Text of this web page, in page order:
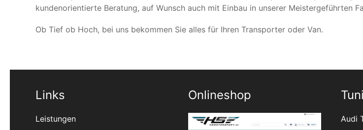
kundenorientierte Beratung, auf Wunsch auch mit Einbau in unserer Meistergeführten
Ob Tief ob Hoch, bei uns bekommen Sie alles für Ihren Transporter oder Van.
Links
Leistungen
Onlineshop
Audi